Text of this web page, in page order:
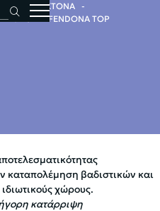
ΕΝΤΟΜΟΚΤΟΝΑ
ΜΟΡΦΗ
FENDONA TOP
καταπολέμηση βαδιστικών και
χώρους.
κατάρριψη